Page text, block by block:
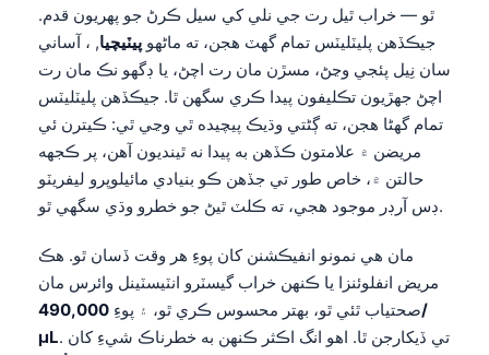
ٿو — خراب ٿيل رت جي نلي کي سيل ڪرڻ جو پهريون قدم.
جيڪڏهن پليٽليٽس تمام گهٽ هجن، ته ماڻهو پيٽيچيا, ، آساني
سان نِيل پئجي وڃڻ، مسڙن مان رت اچڻ، يا ڊگهو نڪ مان رت
اچڻ جهڙيون تڪليفون پيدا ڪري سگهن ٿا. جيڪڏهن پليٽليٽس
تمام گهڻا هجن، ته ڳڻتي وڌيڪ پيچيده ٿي وڃي ٿي: ڪيترن ئي
مريضن ۾ علامتون ڪڏهن به پيدا نه ٿينديون آهن، پر ڪجهه
حالتن ۾، خاص طور تي جڏهن ڪو بنيادي مائيلوپرو ليفريٽو
ڊس آرڊر موجود هجي، ته ڪلٽ ٿيڻ جو خطرو وڌي سگهي ٿو.
مان هي نمونو انفيڪشنن کان پوءِ هر وقت ڏسان ٿو. هڪ
مريض انفلوئنزا يا ڪنهن خراب گيسٽرو انٽيسٽينل وائرس مان
صحتياب ٿئي ٿو، بهتر محسوس ڪري ٿو، ۽ پوءِ 490,000/
µL. تي ڏيکارجن ٿا. اهو انگ اڪثر ڪنهن به خطرناڪ شيءِ کان